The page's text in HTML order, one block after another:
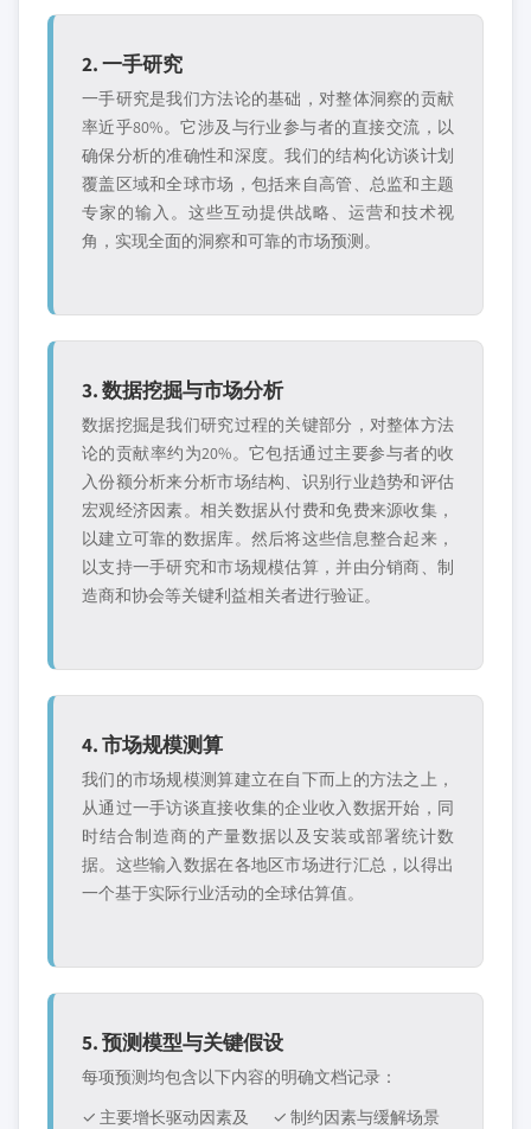
2. 一手研究
一手研究是我们方法论的基础，对整体洞察的贡献
率近乎80%。它涉及与行业参与者的直接交流，以
确保分析的准确性和深度。我们的结构化访谈计划
覆盖区域和全球市场，包括来自高管、总监和主题
专家的输入。这些互动提供战略、运营和技术视
角，实现全面的洞察和可靠的市场预测。
3. 数据挖掘与市场分析
数据挖掘是我们研究过程的关键部分，对整体方法
论的贡献率约为20%。它包括通过主要参与者的收
入份额分析来分析市场结构、识别行业趋势和评估
宏观经济因素。相关数据从付费和免费来源收集，
以建立可靠的数据库。然后将这些信息整合起来，
以支持一手研究和市场规模估算，并由分销商、制
造商和协会等关键利益相关者进行验证。
4. 市场规模测算
我们的市场规模测算建立在自下而上的方法之上，
从通过一手访谈直接收集的企业收入数据开始，同
时结合制造商的产量数据以及安装或部署统计数
据。这些输入数据在各地区市场进行汇总，以得出
一个基于实际行业活动的全球估算值。
5. 预测模型与关键假设
每项预测均包含以下内容的明确文档记录：
✓ 主要增长驱动因素及
✓ 制约因素与缓解场景